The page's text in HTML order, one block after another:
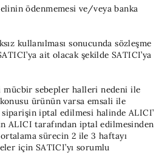
ödenmemesi ve/veya banka
kullanılması sonucunda sözleşme
ait olacak şekilde SATICI’ya
mücbir sebepler halleri nedeni ile
ürünün varsa emsali ile
iptal edilmesi halinde ALICI’
ALICI tarafından iptal edilmesinden
sürecin 2 ile 3 haftayı
için SATICI’yı sorumlu